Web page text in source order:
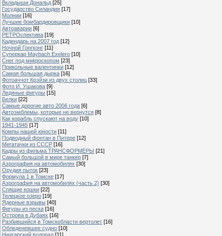
Вкладыши Дональд [25]
Государство Силандия [17]
Молнии [16]
Лучшие бомбардировщики [10]
Автоаварии [6]
РЕТРОспектива [19]
Кадендарь на 2007 год [12]
Ночной Гонгконг [11]
Суперкар Maybach Exelero [10]
Снег под микроскопом [23]
Прикольные валентинки [12]
Самая большая дырка [16]
Фотоаччот Крэйзи из двух столиц [33]
Фото И. Ушакова [9]
Ледяные фигуры [15]
Белки [22]
Самые дорогие авто 2006 года [6]
Автоэмблемы, которые не вернутся [8]
Как корабль спускают на воду [10]
1941-1945 [17]
Компы нашей юности [11]
Подводный фонтан в Питере [12]
Мегатачки из СССР [16]
Кадры из фильма ТРАНСФОРМЕРЫ [21]
Самый большой в мире танкер [7]
Аэрография на автомобилях [30]
Орудия пыток [23]
Формула 1 в Томске [17]
Аэрография на автомобилях (часть 2) [30]
Спящие кошки [22]
Телецкое озеро [19]
Ядерные взрывы [40]
Фигуры из песка [16]
Острова в Дубаях [16]
Разбившийся в Томскобласти вертолет [16]
Обледеневшее судно [10]
Ниагарский водопад [11]